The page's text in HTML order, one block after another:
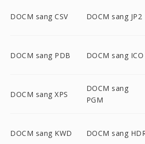
DOCM sang CSV DOCM sang JP2
DOCM sang PDB DOCM sang ICO
DOCM sang XPS
DOCM sang
PGM
DOCM sang KWD DOCM sang